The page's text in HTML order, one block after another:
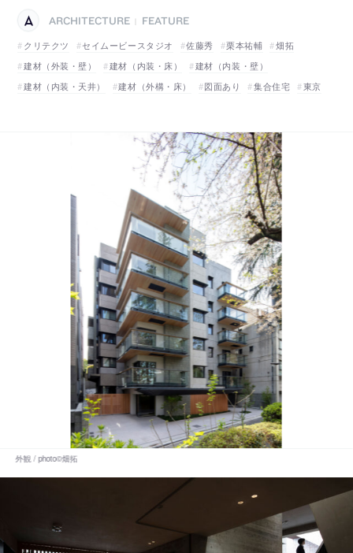
ARCHITECTURE
FEATURE
クリテクツ
セイムービースタジオ 佐藤秀 栗本祐輔
畑拓
建材（外装・壁）
建材（内装・床）
建材（内装・壁）
建材（内装・天井）
建材（外構・床） 図面あり 集合住宅 東京